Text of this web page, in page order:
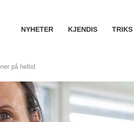
NYHETER KJENDIS TRIKS
på heltid